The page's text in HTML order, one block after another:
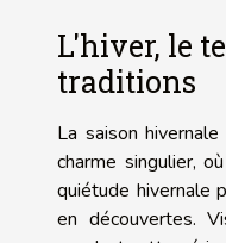
L'hiver, le
traditions
La saison
charme singulier,
quiétude hivernale
en découvertes.